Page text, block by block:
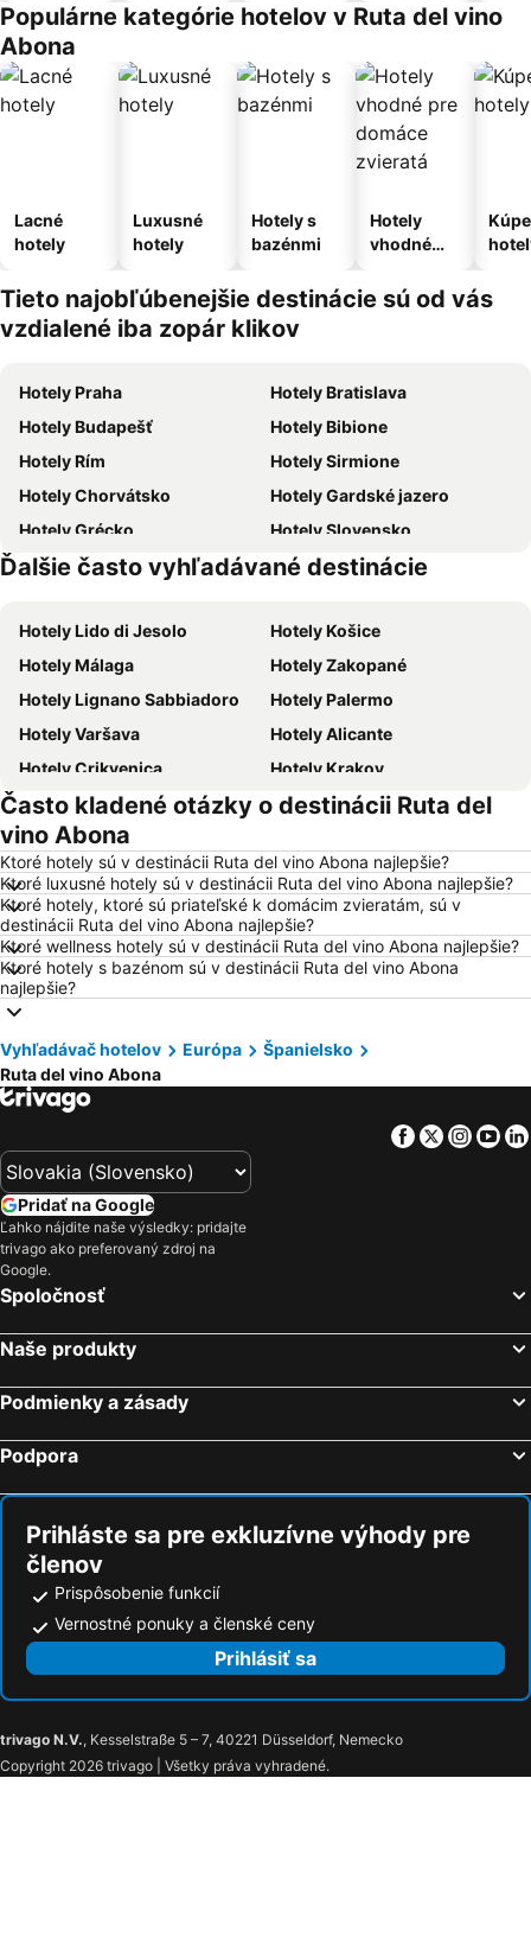
Populárne kategórie hotelov v Ruta del vino
Abona
Lacné
hotely
Luxusné
hotely
Hotely s
bazénmi
Hotely
vhodné
domáce
zvieratá
Tieto najobľúbenejšie destinácie sú od vás
vzdialené iba zopár klikov
Hotely Praha
Hotely Bratislava
Hotely Budapešť
Hotely Bibione
Hotely Rím
Hotely Sirmione
Hotely Chorvátsko
Hotely Gardské jazero
Hotely Grécko
Hotely Slovensko
Hotely Ostrov Skiathos
Hotely Krk
Ďalšie často vyhľadávané destinácie
Hotely Lido di Jesolo
Hotely Košice
Hotely Málaga
Hotely Zakopané
Hotely Lignano Sabbiadoro
Hotely Palermo
Hotely Varšava
Hotely Alicante
Hotely Crikvenica
Hotely Krakov
Hotely Barcelona
Hotely Heraklion
Hotely Gdansk
Hotely Vysoké Tatry
Hotely New York
Hotely Dubaj
Hotely Tropea
Hotely Berlín
Hotely Taliansko
Hotely Albánsko
Hotely Laponsko
Hotely Malorka
Hotely Kalábria
Hotely Švajčiarsko
Hotely Turecko
Hotely Istrijská župa
Hotely Wörthersee
Hotely Poľsko
Hotely Česká republika
Hotely Drač
Často kladené otázky o destinácii Ruta del
vino Abona
Ktoré hotely sú v destinácii Ruta del vino Abona najlepšie?
Ktoré luxusné hotely sú v destinácii Ruta del vino Abona najlepšie?
Ktoré hotely, ktoré sú priateľské k domácim zvieratám, sú v
destinácii Ruta del vino Abona najlepšie?
Ktoré wellness hotely sú v destinácii Ruta del vino Abona najlepšie?
Ktoré hotely s bazénom sú v destinácii Ruta del vino Abona
najlepšie?
Vyhľadávač hotelov Európa
Španielsko
Ruta del vino Abona
Facebook
Twitter
Pridať na Google
Ľahko nájdite naše výsledky: pridajte
trivago ako preferovaný zdroj na
Google.
Spoločnosť
Naše produkty
Podmienky a zásady
Podpora
Prihláste sa pre exkluzívne výhody pre
členov
Prispôsobenie funkcií
Vernostné ponuky a členské ceny
Prihlásiť sa
trivago N.V., Kesselstraße 5 – 7, 40221 Düsseldorf, Nemecko
Copyright 2026 trivago | Všetky práva vyhradené.